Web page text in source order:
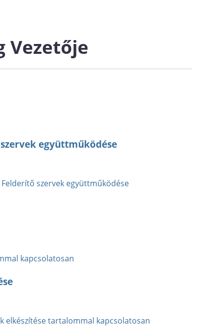
Vezetője
együttműködése
szervek együttműködése
kapcsolatosan
elkészítése tartalommal kapcsolatosan